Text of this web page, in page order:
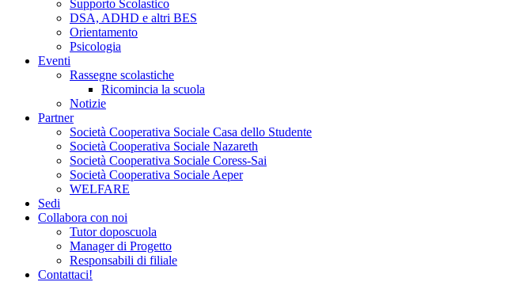
Supporto Scolastico
DSA, ADHD e altri BES
Orientamento
Psicologia
Eventi
Rassegne scolastiche
Ricomincia la scuola
Notizie
Partner
Società Cooperativa Sociale Casa dello Studente
Società Cooperativa Sociale Nazareth
Società Cooperativa Sociale Coress-Sai
Società Cooperativa Sociale Aeper
WELFARE
Sedi
Collabora con noi
Tutor doposcuola
Manager di Progetto
Responsabili di filiale
Contattaci!